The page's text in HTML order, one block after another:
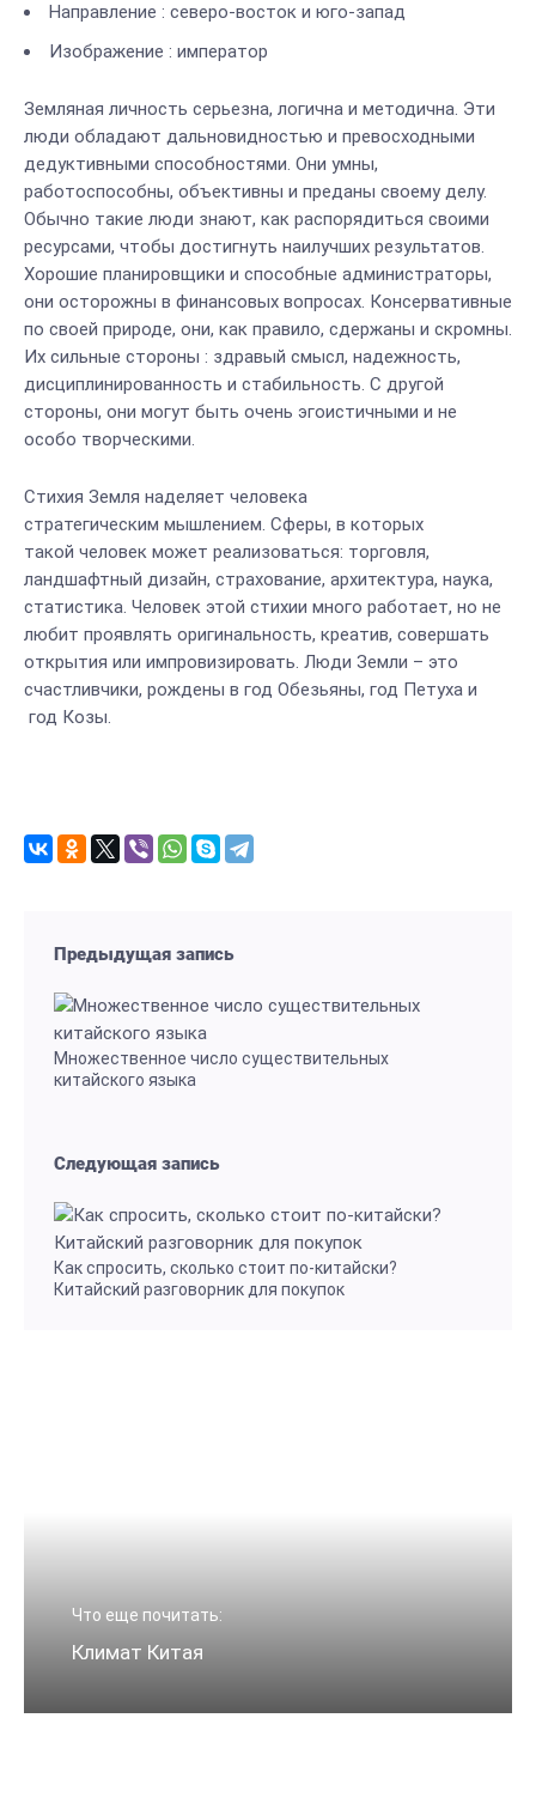
Направление : северо-восток и юго-запад
Изображение : император
Земляная личность серьезна, логична и методична. Эти
люди обладают дальновидностью и превосходными
дедуктивными способностями. Они умны,
работоспособны, объективны и преданы своему делу.
Обычно такие люди знают, как распорядиться своими
ресурсами, чтобы достигнуть наилучших результатов.
Хорошие планировщики и способные администраторы,
они осторожны в финансовых вопросах. Консервативные
по своей природе, они, как правило, сдержаны и скромны.
Их сильные стороны : здравый смысл, надежность,
дисциплинированность и стабильность. С другой
стороны, они могут быть очень эгоистичными и не
особо творческими.
Стихия Земля наделяет человека
стратегическим мышлением. Сферы, в которых
такой человек может реализоваться: торговля,
ландшафтный дизайн, страхование, архитектура, наука,
статистика. Человек этой стихии много работает, но не
любит проявлять оригинальность, креатив, совершать
открытия или импровизировать. Люди Земли – это
счастливчики, рождены в год Обезьяны, год Петуха и
год Козы.
Предыдущая запись
Множественное число существительных
китайского языка
Следующая запись
Как спросить, сколько стоит по-китайски?
Китайский разговорник для покупок
Что еще почитать:
Климат Китая